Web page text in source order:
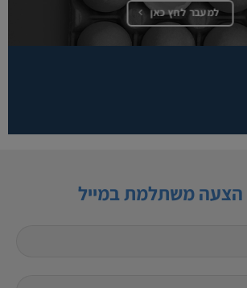
למעבר לחץ כאן
הצעה משתלמת במייל